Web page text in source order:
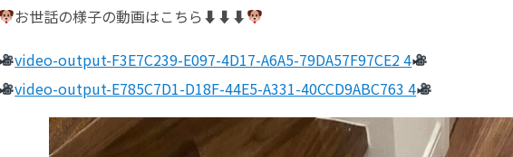
お世話の様子の動画はこちら⬇︎⬇︎⬇︎
video-output-F3E7C239-E097-4D17-A6A5-79DA57F97CE2 4
video-output-E785C7D1-D18F-44E5-A331-40CCD9ABC763 4